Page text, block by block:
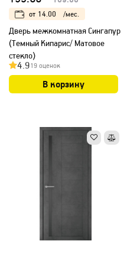
от 14.00 /мес.
Дверь межкомнатная Сингапур
(Темный Кипарис/ Матовое
стекло)
4.919 оценок
В корзину